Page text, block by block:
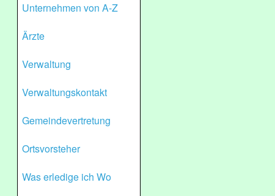
Unternehmen von A-Z
Ärzte
Verwaltung
Verwaltungskontakt
Gemeindevertretung
Ortsvorsteher
Was erledige ich Wo